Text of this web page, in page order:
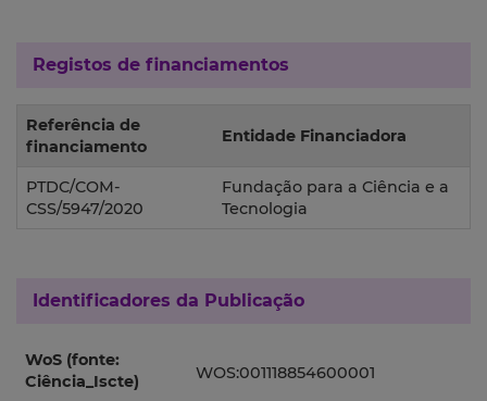
Registos de financiamentos
Referência de
financiamento
Entidade Financiadora
PTDC/COM-
CSS/5947/2020
Fundação para a Ciência e a
Tecnologia
Identificadores da Publicação
WoS (fonte:
Ciência_Iscte)
WOS:001118854600001